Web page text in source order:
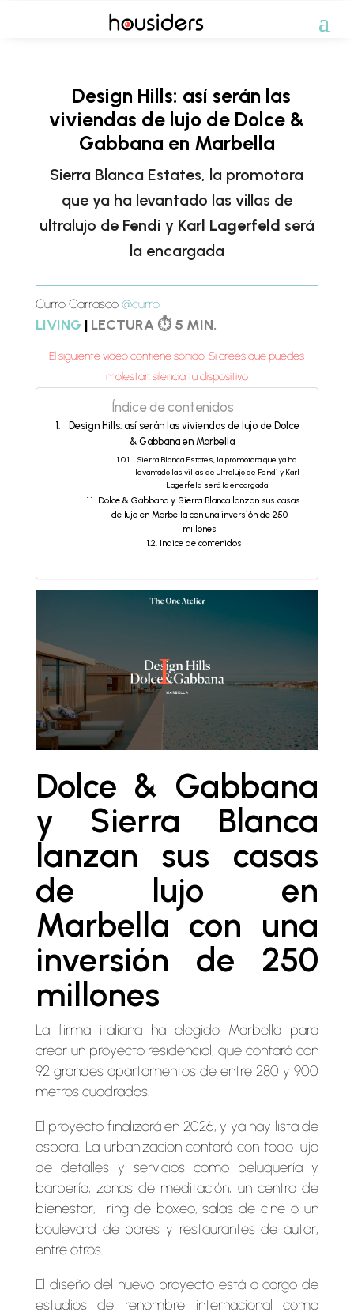
Design Hills: así serán las
viviendas de lujo de Dolce &
Gabbana en Marbella
Sierra Blanca Estates, la promotora
que ya ha levantado las villas de
ultralujo de Fendi y Karl Lagerfeld será
la encargada
Curro Carrasco @curro
LIVING | LECTURA ⏱ 5 MIN.
El siguiente video contiene sonido. Si crees que puedes
molestar, silencia tu dispositivo
Índice de contenidos
Design Hills: así serán las viviendas de lujo de Dolce
& Gabbana en Marbella
Sierra Blanca Estates, la promotora que ya ha
levantado las villas de ultralujo de Fendi y Karl
Lagerfeld será la encargada
Dolce & Gabbana y Sierra Blanca lanzan sus casas
de lujo en Marbella con una inversión de 250
millones
Indice de contenidos
Dolce & Gabbana
y Sierra Blanca
lanzan sus casas
de lujo en
Marbella con una
inversión de 250
millones
La firma italiana ha elegido Marbella para
crear un proyecto residencial, que contará con
92 grandes apartamentos de entre 280 y 900
metros cuadrados.
El proyecto finalizará en 2026, y ya hay lista de
espera. La urbanización contará con todo lujo
de detalles y servicios como peluquería y
barbería, zonas de meditación, un centro de
bienestar, ring de boxeo, salas de cine o un
boulevard de bares y restaurantes de autor,
entre otros.
El diseño del nuevo proyecto está a cargo de
estudios de renombre internacional como